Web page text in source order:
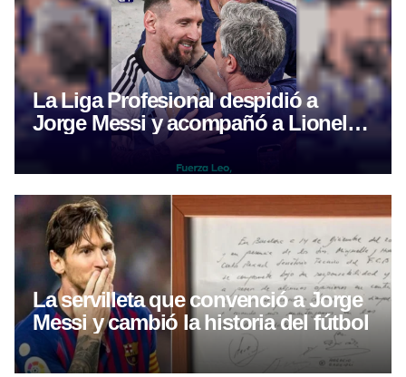
La Liga Profesional despidió a
Jorge Messi y acompañó a Lionel
tras la muerte de su padre
La servilleta que convenció a Jorge
Messi y cambió la historia del fútbol